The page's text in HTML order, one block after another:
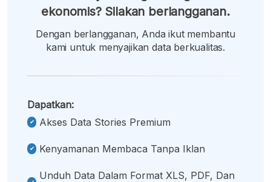
ekonomis? Silakan berlangganan.
Dengan berlangganan, Anda ikut membantu
kami untuk menyajikan data berkualitas.
Dapatkan:
Akses Data Stories Premium
Kenyamanan Membaca Tanpa Iklan
Unduh Data Dalam Format XLS, PDF, Dan